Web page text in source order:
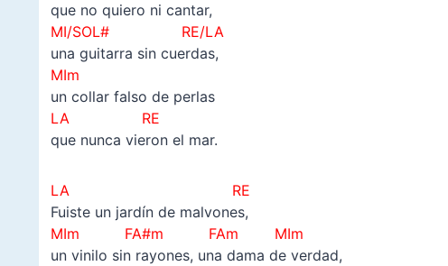
que no quiero ni cantar,
MI/SOL# RE/LA
una guitarra sin cuerdas,
MIm
un collar falso de perlas
LA RE
que nunca vieron el mar.
LA RE
Fuiste un jardín de malvones,
MIm FA#m FAm MIm
un vinilo sin rayones, una dama de verdad,